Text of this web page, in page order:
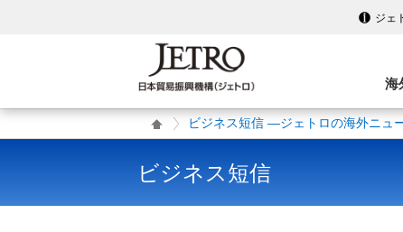
ジェ
海
ビジネス短信 ―ジェトロの海外ニュ
ビジネス短信